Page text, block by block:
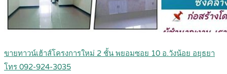
ขายทาวน์เฮ้าส์โครงการใหม่ 2 ชั้น พยอมซอย 10 อ.วังน้อย อยุธยา
โทร 092-924-3035